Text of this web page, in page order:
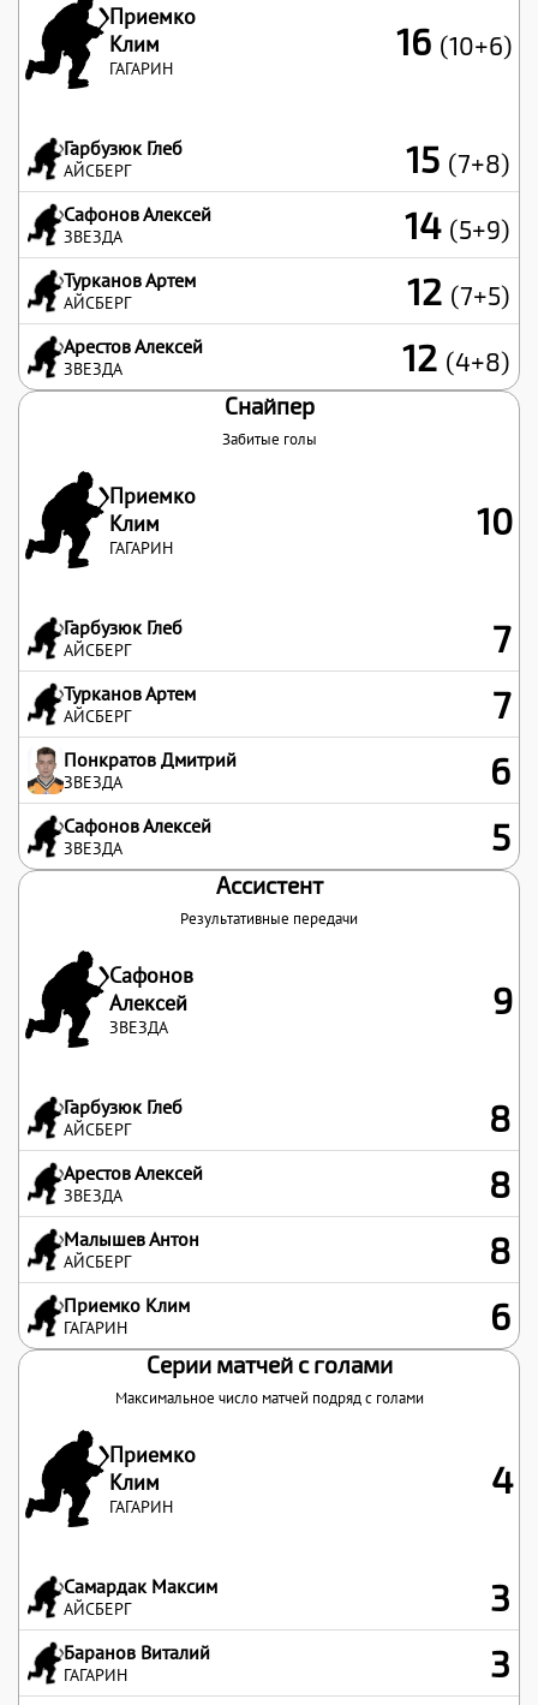
Приемко
Клим
ГАГАРИН
16 (10+6)
Гарбузюк Глеб
АЙСБЕРГ 15 (7+8)
Сафонов Алексей
ЗВЕЗДА 14 (5+9)
Турканов Артем
АЙСБЕРГ 12 (7+5)
Арестов Алексей
ЗВЕЗДА 12 (4+8)
Снайпер
Забитые голы
Приемко
Клим
ГАГАРИН
10
Гарбузюк Глеб
АЙСБЕРГ 7
Турканов Артем
АЙСБЕРГ 7
Понкратов Дмитрий
ЗВЕЗДА 6
Сафонов Алексей
ЗВЕЗДА 5
Ассистент
Результативные передачи
Сафонов
Алексей
ЗВЕЗДА
9
Гарбузюк Глеб
АЙСБЕРГ 8
Арестов Алексей
ЗВЕЗДА 8
Малышев Антон
АЙСБЕРГ 8
Приемко Клим
ГАГАРИН 6
Серии матчей с голами
Максимальное число матчей подряд с голами
Приемко
Клим
ГАГАРИН
4
Самардак Максим
АЙСБЕРГ 3
Баранов Виталий
ГАГАРИН 3